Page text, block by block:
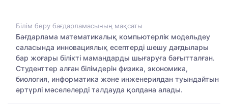
Білім беру бағдарламасының мақсаты
Бағдарлама математикалық компьютерлік модельдеу
саласында инновациялық есептерді шешу дағдылары
бар жоғары білікті мамандарды шығаруға бағытталған.
Студенттер алған білімдерін физика, экономика,
биология, информатика және инженериядан туындайтын
әртүрлі мәселелерді талдауда қолдана алады.